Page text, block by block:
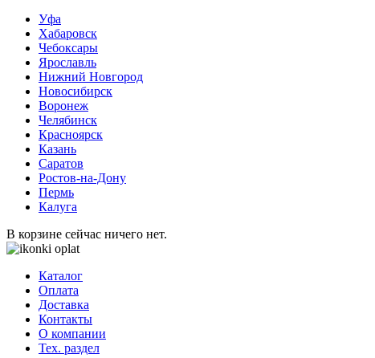
Уфа
Хабаровск
Чебоксары
Ярославль
Нижний Новгород
Новосибирск
Воронеж
Челябинск
Красноярск
Казань
Саратов
Ростов-на-Дону
Пермь
Калуга
В корзине сейчас ничего нет.
Каталог
Оплата
Доставка
Контакты
О компании
Тех. раздел